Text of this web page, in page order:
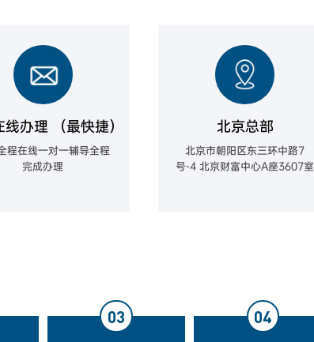
办理 （最快捷）
程在线一对一辅导全程
完成办理
北京总部
北京市朝阳区东三环中路7
号-4 北京财富中心A座3607室
03 04